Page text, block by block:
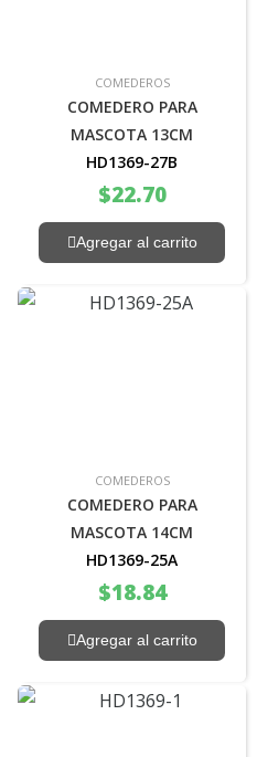
COMEDEROS
COMEDERO PARA
MASCOTA 13CM
HD1369-27B
$22.70
Agregar al carrito
COMEDEROS
COMEDERO PARA
MASCOTA 14CM
HD1369-25A
$18.84
Agregar al carrito